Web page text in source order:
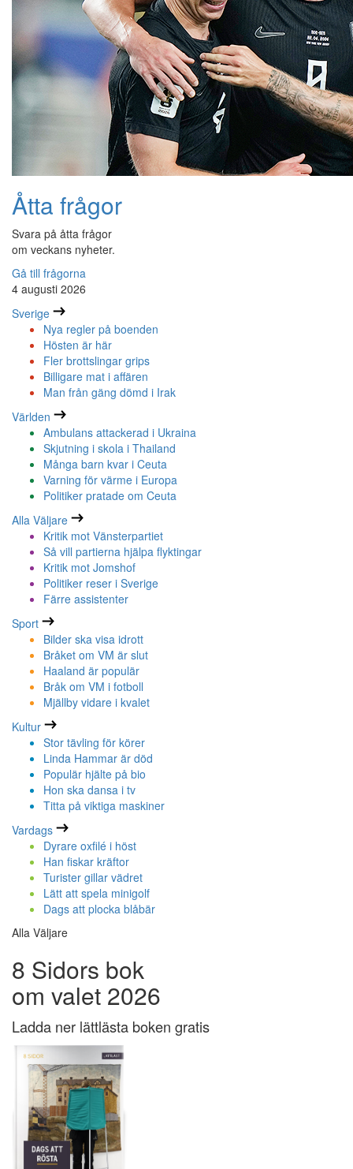
Åtta frågor
Svara på åtta frågor
om veckans nyheter.
Gå till frågorna
4 augusti 2026
Sverige
Nya regler på boenden
Hösten är här
Fler brottslingar grips
Billigare mat i affären
Man från gäng dömd i Irak
Världen
Ambulans attackerad i Ukraina
Skjutning i skola i Thailand
Många barn kvar i Ceuta
Varning för värme i Europa
Politiker pratade om Ceuta
Alla Väljare
Kritik mot Vänsterpartiet
Så vill partierna hjälpa flyktingar
Kritik mot Jomshof
Politiker reser i Sverige
Färre assistenter
Sport
Bilder ska visa idrott
Bråket om VM är slut
Haaland är populär
Bråk om VM i fotboll
Mjällby vidare i kvalet
Kultur
Stor tävling för körer
Linda Hammar är död
Populär hjälte på bio
Hon ska dansa i tv
Titta på viktiga maskiner
Vardags
Dyrare oxfilé i höst
Han fiskar kräftor
Turister gillar vädret
Lätt att spela minigolf
Dags att plocka blåbär
Alla Väljare
8 Sidors bok
om valet 2026
Ladda ner lättlästa boken gratis